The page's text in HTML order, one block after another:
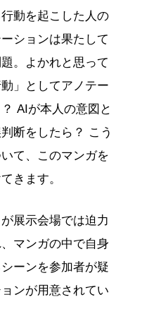
動を起こした人の
ションは果たして
。よかれと思って
」としてアノテー
AIが本人の意図と
断をしたら？ こう
て、このマンガを
きます。
展示会場では迫力
マンガの中で自身
ーンを参加者が疑
ンが用意されてい